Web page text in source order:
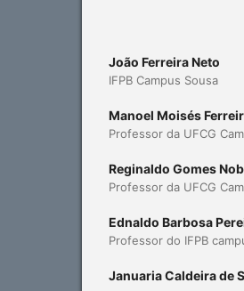
João Ferreira Neto
IFPB Campus Sousa
Manoel Moisés
Professor da UFCG
Reginaldo Gomes
Professor da UFCG
Ednaldo Barbosa
Professor do IFPB
Januaria Caldeira de